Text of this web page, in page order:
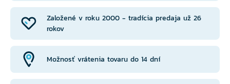
Založené v roku 2000 - tradícia predaja už 26
rokov
Možnosť vrátenia tovaru do 14 dní